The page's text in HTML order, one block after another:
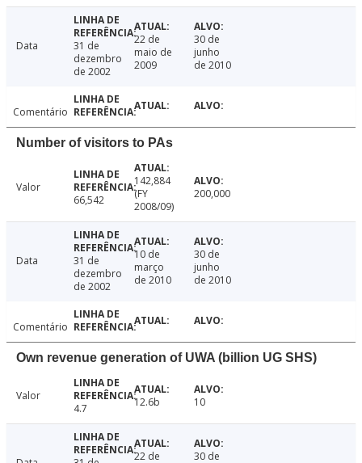
Data
31 de
dezembro
de 2002
22 de
maio de
2009
30 de
junho
de 2010
Comentário
Number of visitors to PAs
Valor
66,542
142,884
(FY
2008/09)
200,000
Data
31 de
dezembro
de 2002
10 de
março
de 2010
30 de
junho
de 2010
Comentário
Own revenue generation of UWA (billion UG SHS)
Valor
4.7
12.6b 10
22 de
30 de